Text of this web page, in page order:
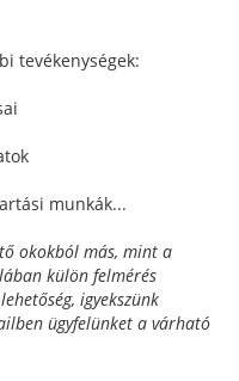
tevékenységek:
munkák...
okokból más, mint a
külön felmérés
igyekszünk
ügyfelünket a várható